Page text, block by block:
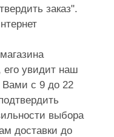
заказ".
его увидит наш
Вами с 9 до 22
выбора
доставки до